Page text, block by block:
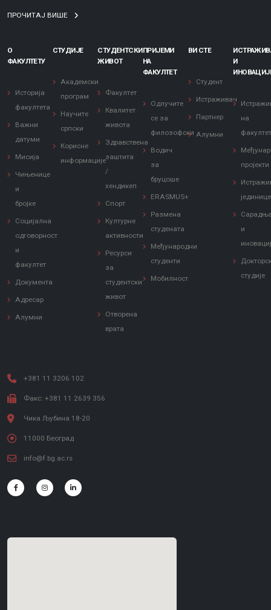
ПРОЧИТАЈ ВИШЕ
О
ФАКУЛТЕТУ
Историја
факултета
Важни
датуми
Мисија
Чињенице
и
бројке
Социјална
одговорност
и
факултет
Документа
Адресар
Алумни
СТУДИЈЕ
Академски
програм
Научите
српски
Корисне
информације
СТУДЕНТСКИ
ЖИВОТ
Факултет
Квалитет
живота
Здравствена
заштита
/
хендикеп
Спорт
Културне
активности
Ресурси
за
студентски
живот
Отворена
врата
ПРИЈЕМИ
НА
ФАКУЛТЕТ
Одлучите
се за
филозофски
Водич
за
бруцоше
ERASMUS+
Размена
студената
Међународни
студенти
Мобилност
ВИ СТЕ
Студент
Истраживач
Партнер
Алумни
И
на
пројекти
јединице
и
студије
+381 11 3206 102
Факс: +381 11 2639 356
Чика Љубина 18-20
11000 Београд
info@f.bg.ac.rs